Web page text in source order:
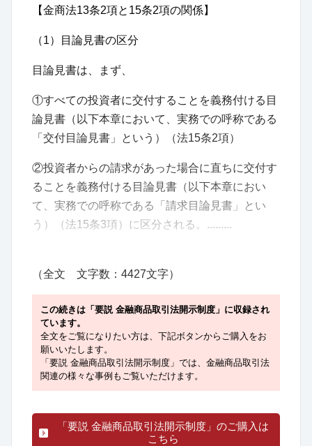
【金商法13条2項と15条2項の関係】
（1）目論見書の区分
目論見書は、まず、
①すべての投資者に交付することを義務付ける目
論見書（以下本章において、実務での呼称である
「交付目論見書」という）（法15条2項）
②投資者からの請求があった場合に直ちに交付す
ることを義務付ける目論見書（以下本章におい
て、実務での呼称である「請求目論見書」とい
う）（法15条3項）に区分される。.........
（全文 文字数：4427文字）
この続きは「要説 金融商品取引法開示制度」に収録され
ています。
全文をご覧になりたい方は、下記ボタンからご購入をお
願いいたします。
「要説 金融商品取引法開示制度」では、金融商品取引法
関連の様々な事例もご覧いただけます。
「要説 金融商品取引法開示制度」のご購入は
こちら